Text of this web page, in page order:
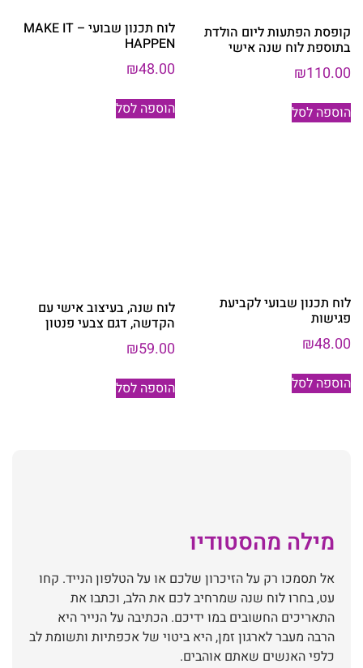
קופסת הפתעות ליום הולדת
בתוספת לוח שנה אישי
₪110.00
הוספה לסל
לוח תכנון שבועי – MAKE IT
HAPPEN
₪48.00
הוספה לסל
לוח תכנון שבועי לקביעת
פגישות
₪48.00
הוספה לסל
לוח שנה, בעיצוב אישי עם
הקדשה, דגם צבעי פנטון
₪59.00
הוספה לסל
מילה מהסטודיו
אל תסמכו רק על הזיכרון שלכם או על הטלפון הנייד. קחו
עט, בחרו לוח שנה שמרחיב לכם את הלב, וכתבו את
התאריכים החשובים במו ידיכם. הכתיבה על הנייר היא
הרבה מעבר לארגון זמן, היא ביטוי של אכפתיות ותשומת לב
כלפי האנשים שאתם אוהבים.